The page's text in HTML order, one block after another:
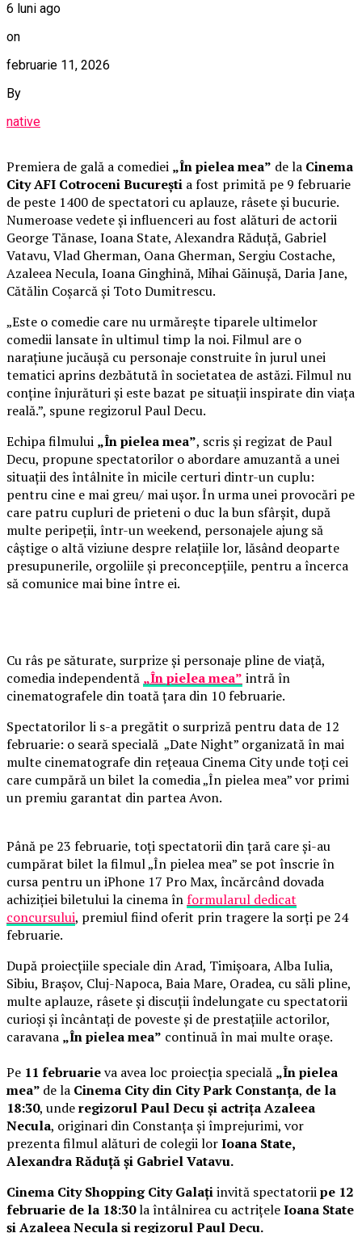
6 luni ago
on
februarie 11, 2026
By
native
Premiera de gală a comediei „În pielea mea” de la Cinema
City AFI Cotroceni București a fost primită pe 9 februarie
de peste 1400 de spectatori cu aplauze, râsete și bucurie.
Numeroase vedete și influenceri au fost alături de actorii
George Tănase, Ioana State, Alexandra Răduță, Gabriel
Vatavu, Vlad Gherman, Oana Gherman, Sergiu Costache,
Azaleea Necula, Ioana Ginghină, Mihai Găinușă, Daria Jane,
Cătălin Coșarcă și Toto Dumitrescu.
„Este o comedie care nu urmărește tiparele ultimelor
comedii lansate în ultimul timp la noi. Filmul are o
narațiune jucăușă cu personaje construite în jurul unei
tematici aprins dezbătută în societatea de astăzi. Filmul nu
conține înjurături și este bazat pe situații inspirate din viața
reală.”, spune regizorul Paul Decu.
Echipa filmului „În pielea mea”, scris și regizat de Paul
Decu, propune spectatorilor o abordare amuzantă a unei
situații des întâlnite în micile certuri dintr-un cuplu:
pentru cine e mai greu/ mai ușor. În urma unei provocări pe
care patru cupluri de prieteni o duc la bun sfârșit, după
multe peripeții, într-un weekend, personajele ajung să
câștige o altă viziune despre relațiile lor, lăsând deoparte
presupunerile, orgoliile și preconcepțiile, pentru a încerca
să comunice mai bine între ei.
Cu râs pe săturate, surprize și personaje pline de viață,
comedia independentă „În pielea mea” intră în
cinematografele din toată țara din 10 februarie.
Spectatorilor li s-a pregătit o surpriză pentru data de 12
februarie: o seară specială „Date Night” organizată în mai
multe cinematografe din rețeaua Cinema City unde toți cei
care cumpără un bilet la comedia „În pielea mea” vor primi
un premiu garantat din partea Avon.
Până pe 23 februarie, toți spectatorii din țară care și-au
cumpărat bilet la filmul „În pielea mea” se pot înscrie în
cursa pentru un iPhone 17 Pro Max, încărcând dovada
achiziției biletului la cinema înformularul dedicat
concursului, premiul fiind oferit prin tragere la sorți pe 24
februarie.
După proiecțiile speciale din Arad, Timișoara, Alba Iulia,
Sibiu, Brașov, Cluj-Napoca, Baia Mare, Oradea, cu săli pline,
multe aplauze, râsete și discuții îndelungate cu spectatorii
curioși și încântați de poveste și de prestațiile actorilor,
caravana „În pielea mea” continuă în mai multe orașe.
Pe 11 februarieva avea loc proiecția specială „În pielea
mea” de la Cinema City din City Park Constanța, de la
18:30, underegizorul Paul Decu și actrița Azaleea
Necula, originari din Constanța și împrejurimi, vor
prezenta filmul alături de colegii lorIoana State,
Alexandra Răduță și Gabriel Vatavu.
Cinema City Shopping City Galațiinvită spectatoriipe 12
februarie de la 18:30la întâlnirea cu actrițeleIoana State
și Azaleea Necula și regizorul Paul Decu.